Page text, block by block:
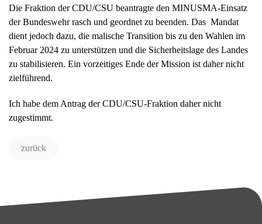
Die Fraktion der CDU/CSU beantragte den MINUSMA-Einsatz
der Bundeswehr rasch und geordnet zu beenden. Das Mandat
dient jedoch dazu, die malische Transition bis zu den Wahlen im
Februar 2024 zu unterstützen und die Sicherheitslage des Landes
zu stabilisieren. Ein vorzeitiges Ende der Mission ist daher nicht
zielführend.
Ich habe dem Antrag der CDU/CSU-Fraktion daher nicht
zugestimmt.
zurück